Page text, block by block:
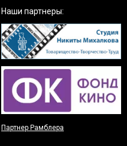
Наши партнеры:
Партнер Рамблера